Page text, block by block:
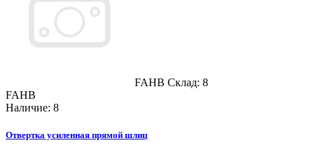
FAHB Склад: 8
FAHB
Наличие: 8
Отвертка усиленная прямой шлиц